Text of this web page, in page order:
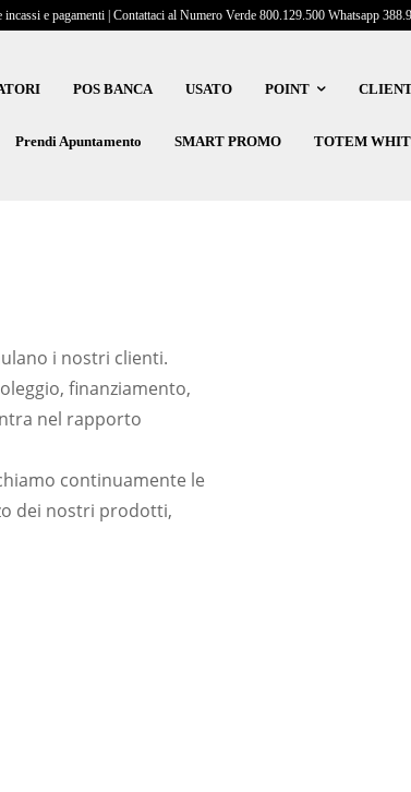
e pagamenti | Contattaci al Numero Verde 800.129.500 Whatsapp
POS BANCA USATO POINT
Prendi Apuntamento SMART PROMO TOTEM
i nostri clienti.
finanziamento,
nel rapporto
continuamente le
dei nostri prodotti,